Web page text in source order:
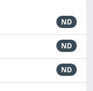
ND
ND
ND